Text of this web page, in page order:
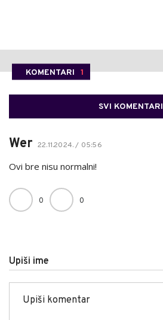
KOMENTARI 1
SVI KOMENTARI
Wer 22.11.2024. / 05:56
Ovi bre nisu normalni!
0 0
Upiši ime